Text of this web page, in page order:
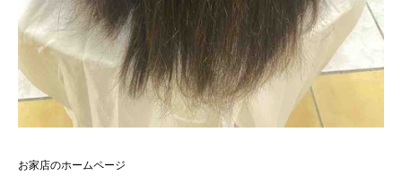
お家店のホームページ